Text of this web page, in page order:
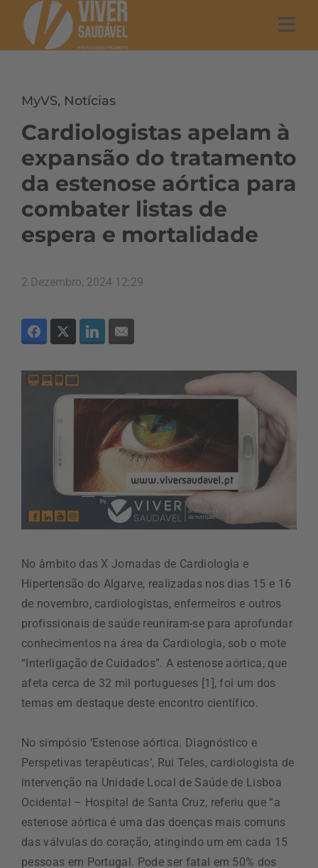
MyVS, Notícias
Cardiologistas apelam à
expansão do tratamento
da estenose aórtica para
combater listas de
espera e mortalidade
2 Dezembro, 2024 12:29
No âmbito das X Jornadas de Cardiologia e
Hipertensão do Algarve, realizadas nos dias 15 e 16
de novembro, cardiologistas, enfermeiros e outros
profissionais de saúde reuniram-se para aprofundar
conhecimentos na área da Cardiologia, sob o mote
“Interligação de Cuidados”. A estenose aórtica, que
afeta cerca de 32 mil portugueses [1], foi um dos
temas em destaque deste encontro científico.
No simpósio ‘Estenose aórtica. Diagnóstico e
Perspetivas terapêuticas’, Rui Teles, cardiologista de
intervenção na Unidade Local de Saúde de Lisboa
Ocidental – Hospital de Santa Cruz, referiu que “a
estenose aórtica é uma das doenças mais comuns
das válvulas do coração, atingindo um em cada 15
pessoas em Portugal. Pode ser fatal em 50% dos